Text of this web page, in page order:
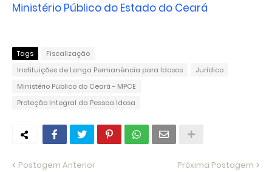
Ministério Público do Estado do Ceará
Tags
Fiscalização
Instituições de Longa Permanência para Idosos
Jurídico
Ministério Público do Ceará - MPCE
Proteção Integral da Pessoa Idosa
Postagem Anterior Próxima Postagem